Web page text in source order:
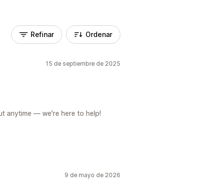
Refinar Ordenar
15 de septiembre de 2025
anytime — we're here to help!
9 de mayo de 2026